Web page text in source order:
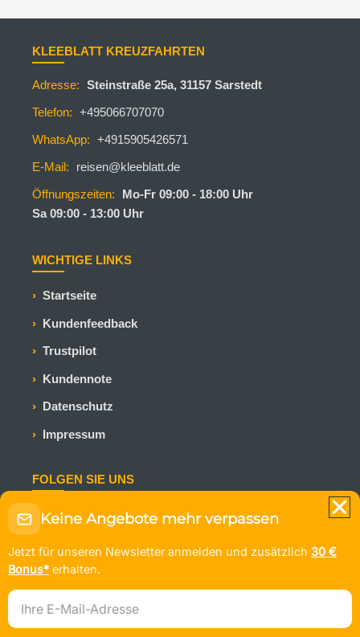
KLEEBLATT KREUZFAHRTEN
Adresse: Steinstraße 25a, 31157 Sarstedt
Telefon: +495066707070
WhatsApp: +4915905426571
E-Mail:
reisen@kleeblatt.de
Öffnungszeiten:
Mo-Fr 09:00 - 18:00 Uhr
Sa 09:00 - 13:00 Uhr
WICHTIGE LINKS
Startseite
Kundenfeedback
Trustpilot
Kundennote
Datenschutz
Impressum
FOLGEN SIE UNS
Bleiben Sie auf dem Laufenden mit den neuesten
Kreuzfahrtangeboten und Reiseinspirationen.
© KLEEBLATT Kreuzfahrten
Keine Angebote mehr verpassen
Jetzt für unseren Newsletter anmelden und zusätzlich 30 €
Bonus* erhalten.
E-Mail-Adresse